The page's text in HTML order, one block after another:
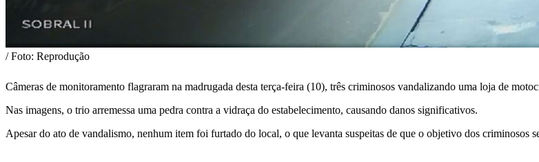
/ Foto: Reprodução
Câmeras de monitoramento flagraram na madrugada desta terça-feira (10), três criminosos vandalizando uma loja de
Nas imagens, o trio arremessa uma pedra contra a vidraça do estabelecimento, causando danos significativos.
Apesar do ato de vandalismo, nenhum item foi furtado do local, o que levanta suspeitas de que o objetivo dos